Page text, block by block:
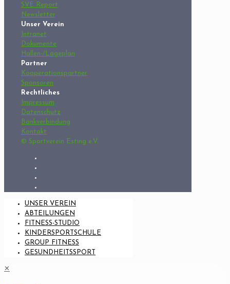
SVE Report
Newsletter
Unser Verein
Intranet
Dokumente
Hallen-/Lageplan
Partner
Kooperationspartner
Sponsoren
Rechtliches
Impressum
Datenschutz
Bankverbindung
Kontakt
© Sportverein Esting e.V.
UNSER VEREIN
ABTEILUNGEN
FITNESS-STUDIO
KINDERSPORTSCHULE
GROUP FITNESS
GESUNDHEITSSPORT
✕